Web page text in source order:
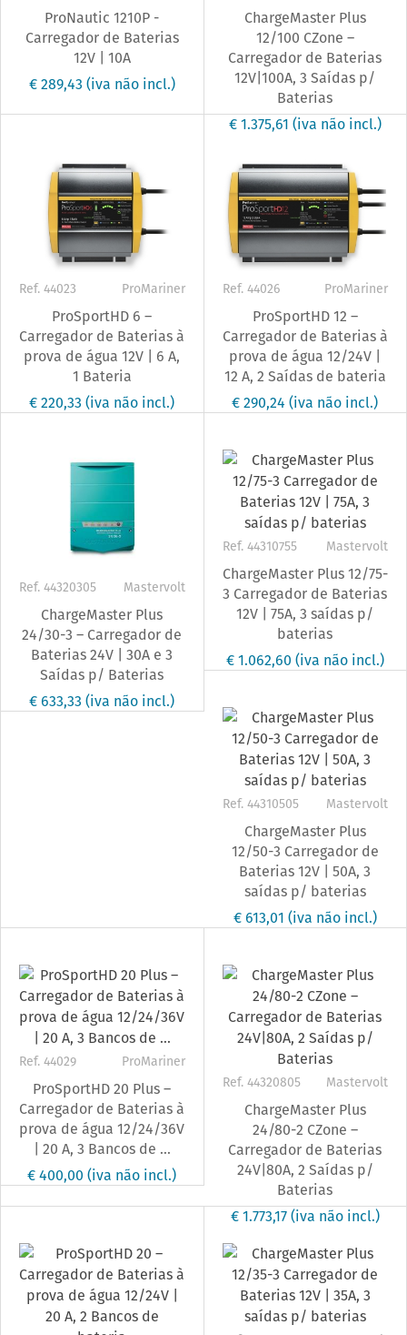
ProNautic 1210P -
Carregador de Baterias
12V | 10A
€ 289,43 (iva não incl.)
ChargeMaster Plus
12/100 CZone –
Carregador de Baterias
12V|100A, 3 Saídas p/
Baterias
€ 1.375,61 (iva não incl.)
Ref. 44023 ProMariner
ProSportHD 6 –
Carregador de Baterias à
prova de água 12V | 6 A,
1 Bateria
€ 220,33(iva não incl.)
Ref. 44026 ProMariner
ProSportHD 12 –
Carregador de Baterias à
prova de água 12/24V |
12 A, 2 Saídas de bateria
€ 290,24(iva não incl.)
Ref. 44320305 Mastervolt
ChargeMaster Plus
24/30-3 – Carregador de
Baterias 24V | 30A e 3
Saídas p/ Baterias
€ 633,33(iva não incl.)
Ref. 44310755 Mastervolt
ChargeMaster Plus 12/75-
3 Carregador de Baterias
12V | 75A, 3 saídas p/
baterias
€ 1.062,60 (iva não incl.)
Ref. 44310505 Mastervolt
ChargeMaster Plus
12/50-3 Carregador de
Baterias 12V | 50A, 3
saídas p/ baterias
€ 613,01 (iva não incl.)
Ref. 44029 ProMariner
ProSportHD 20 Plus –
Carregador de Baterias à
prova de água 12/24/36V
| 20 A, 3 Bancos de ...
€ 400,00(iva não incl.)
Ref. 44320805 Mastervolt
ChargeMaster Plus
24/80-2 CZone –
Carregador de Baterias
24V|80A, 2 Saídas p/
Baterias
€ 1.773,17(iva não incl.)